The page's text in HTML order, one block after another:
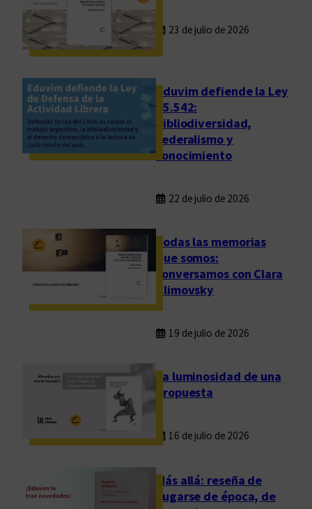
23 de julio de 2026
Eduvim defiende la Ley
25.542:
bibliodiversidad,
federalismo y
conocimiento
22 de julio de 2026
Todas las memorias
que somos:
conversamos con Clara
Klimovsky
19 de julio de 2026
La luminosidad de una
propuesta
16 de julio de 2026
Más allá: reseña de
Fugarse de época, de